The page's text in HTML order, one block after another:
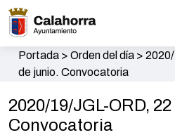
Portada> Orden del día>
de junio. Convocatoria
2020/19/JGL-ORD,
Convocatoria